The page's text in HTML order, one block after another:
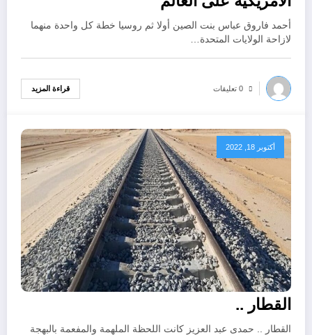
أحمد فاروق عباس بنت الصين أولا ثم روسيا خطة كل واحدة منهما
لازاحة الولايات المتحدة…
0 تعليقات قراءة المزيد
أكتوبر 18, 2022
القطار ..
القطار .. حمدى عبد العزيز كانت اللحظة الملهمة والمفعمة بالبهجة